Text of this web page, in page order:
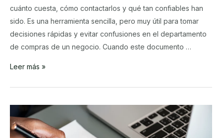
cuánto cuesta, cómo contactarlos y qué tan confiables han
sido. Es una herramienta sencilla, pero muy útil para tomar
decisiones rápidas y evitar confusiones en el departamento
de compras de un negocio. Cuando este documento …
Catálogo
¿cómo
crearlo,
organizarlo
Leer más »